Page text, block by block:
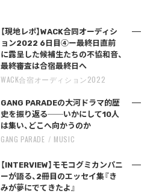
【現地レポ】WACK合同オーディシ
ョン2022 6日目④ー最終日直前
に露呈した候補生たちの不協和音、
最終審査は合宿最終日へ
WACK合宿オーディション2022
GANG PARADEの大河ドラマ的歴
史を振り返る──いかにして10人
は集い、どこへ向かうのか
GANG PARADE MUSIC
【INTERVIEW】モモコグミカンパニ
ーが語る、2冊目のエッセイ集『き
みが夢にでてきたよ』